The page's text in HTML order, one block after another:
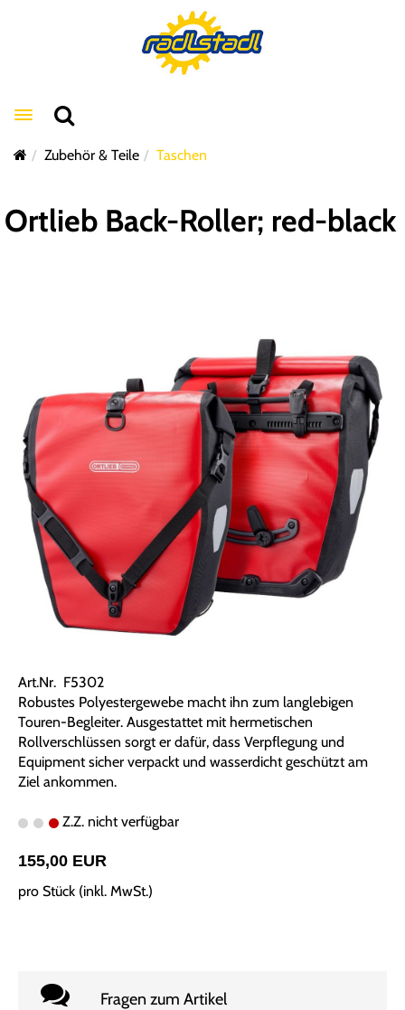
Toggle navigation
Zubehör & Teile Taschen
Ortlieb Back-Roller; red-black
Art.Nr. F5302
Robustes Polyestergewebe macht ihn zum langlebigen
Touren-Begleiter. Ausgestattet mit hermetischen
Rollverschlüssen sorgt er dafür, dass Verpflegung und
Equipment sicher verpackt und wasserdicht geschützt am
Ziel ankommen.
Z.Z. nicht verfügbar
155,00 EUR
pro Stück (inkl. MwSt.)
Fragen zum Artikel